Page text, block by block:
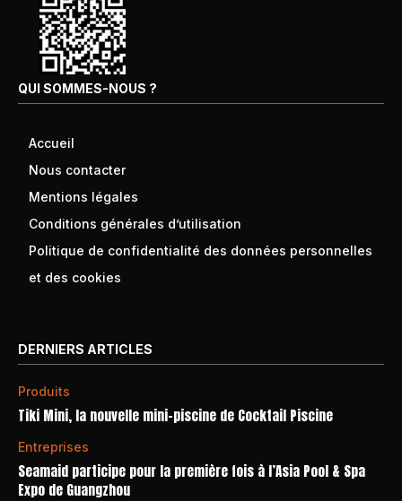
QUI SOMMES-NOUS ?
Accueil
Nous contacter
Mentions légales
Conditions générales d’utilisation
Politique de confidentialité des données personnelles
et des cookies
DERNIERS ARTICLES
Produits
Tiki Mini, la nouvelle mini-piscine de Cocktail Piscine
Entreprises
Seamaid participe pour la première fois à l’Asia Pool & Spa
Expo de Guangzhou